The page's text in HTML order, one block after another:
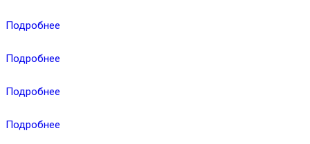
Подробнее
Подробнее
Подробнее
Подробнее